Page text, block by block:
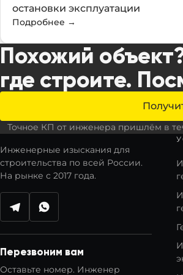
остановки эксплуатации
Подробнее →
Похожий
где строите.
Точное КП от инженера пришлём в
Инженерные изыскания для
строительства по всей России.
На рынке с 2017 года.
Написать в Telegram
Написать в WhatsApp
Перезвоним вам
Оставьте номер. Инженер